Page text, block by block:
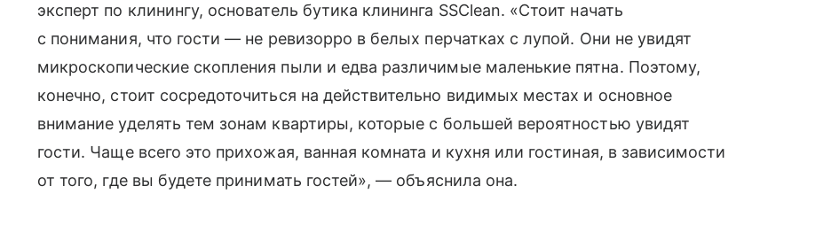
эксперт по клинингу, основатель бутика клининга SSClean. «Стоит начать
с понимания, что гости — не ревизорро в белых перчатках с лупой. Они не увидят
микроскопические скопления пыли и едва различимые маленькие пятна. Поэтому,
конечно, стоит сосредоточиться на действительно видимых местах и основное
внимание уделять тем зонам квартиры, которые с большей вероятностью увидят
гости. Чаще всего это прихожая, ванная комната и кухня или гостиная, в зависимости
от того, где вы будете принимать гостей», — объяснила она.